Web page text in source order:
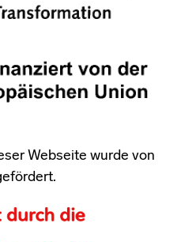
Webseite wurde von